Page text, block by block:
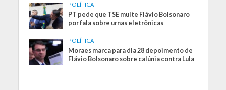
POLÍTICA
PT pede que TSE multe Flávio Bolsonaro
por fala sobre urnas eletrônicas
POLÍTICA
Moraes marca para dia 28 depoimento de
Flávio Bolsonaro sobre calúnia contra Lula